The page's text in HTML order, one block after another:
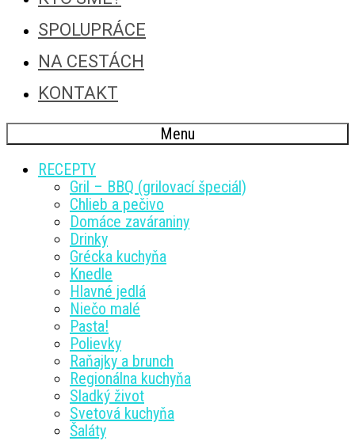
SPOLUPRÁCE
NA CESTÁCH
KONTAKT
Menu
RECEPTY
Gril – BBQ (grilovací špeciál)
Chlieb a pečivo
Domáce zaváraniny
Drinky
Grécka kuchyňa
Knedle
Hlavné jedlá
Niečo malé
Pasta!
Polievky
Raňajky a brunch
Regionálna kuchyňa
Sladký život
Svetová kuchyňa
Šaláty